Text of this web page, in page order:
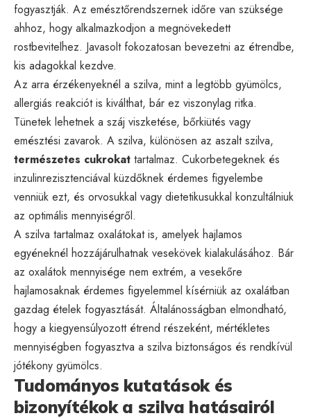
fogyasztják. Az emésztőrendszernek időre van szüksége
ahhoz, hogy alkalmazkodjon a megnövekedett
rostbevitelhez. Javasolt fokozatosan bevezetni az étrendbe,
kis adagokkal kezdve.
Az arra érzékenyeknél a szilva, mint a legtöbb gyümölcs,
allergiás reakciót is kiválthat, bár ez viszonylag ritka.
Tünetek lehetnek a száj viszketése, bőrkiütés vagy
emésztési zavarok. A szilva, különösen az aszalt szilva,
természetes cukrokat tartalmaz. Cukorbetegeknek és
inzulinrezisztenciával küzdőknek érdemes figyelembe
venniük ezt, és orvosukkal vagy dietetikusukkal konzultálniuk
az optimális mennyiségről.
A szilva tartalmaz oxalátokat is, amelyek hajlamos
egyéneknél hozzájárulhatnak vesekövek kialakulásához. Bár
az oxalátok mennyisége nem extrém, a vesekőre
hajlamosaknak érdemes figyelemmel kísérniük az oxalátban
gazdag ételek fogyasztását. Általánosságban elmondható,
hogy a kiegyensúlyozott étrend részeként, mértékletes
mennyiségben fogyasztva a szilva biztonságos és rendkívül
jótékony gyümölcs.
Tudományos kutatások és
bizonyítékok a szilva hatásairól